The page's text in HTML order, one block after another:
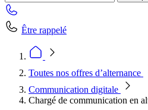
Être rappelé
Toutes nos offres d’alternance
Communication digitale
Chargé de communication en